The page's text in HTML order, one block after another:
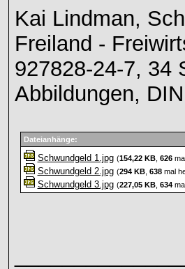
Kai Lindman,
Freiland -
927828-24-7, 34
Abbildungen,
Dateianhänge:
Schwundgeld 1.jpg (154,22 KB, 626
Schwundgeld 2.jpg (294 KB, 638mal
Schwundgeld 3.jpg (227,05 KB, 634